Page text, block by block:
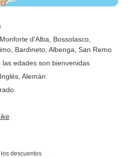
, Monforte d'Alba , Bossolasco
, Bardineto , Albenga , San Remo
las edades son bienvenidas
Alemán
descuentos